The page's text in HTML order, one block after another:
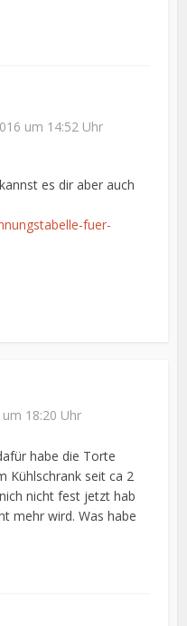
um 14:52 Uhr
es dir aber auch
fuer-
18:20 Uhr
habe die Torte
Kühlschrank seit ca 2
nicht fest jetzt hab
mehr wird. Was habe